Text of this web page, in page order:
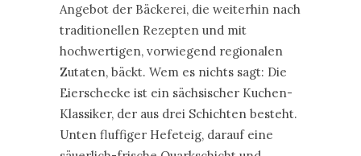
Angebot der Bäckerei, die weiterhin nach
traditionellen Rezepten und mit
hochwertigen, vorwiegend regionalen
Zutaten, bäckt. Wem es nichts sagt: Die
Eierschecke ist ein sächsischer Kuchen-
Klassiker, der aus drei Schichten besteht.
Unten fluffiger Hefeteig, darauf eine